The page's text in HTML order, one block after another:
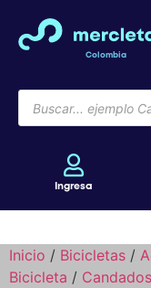
Colombia
Ingresa
Inicio / Bicicletas /
Bicicleta / Candados